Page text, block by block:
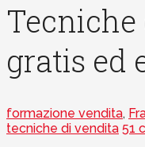
gratis ed
formazione vendita,
tecniche di vendita 51